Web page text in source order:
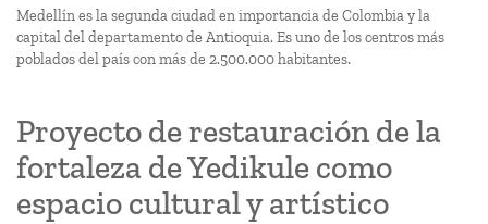
Medellín es la segunda ciudad en importancia de Colombia y la
capital del departamento de Antioquia. Es uno de los centros más
poblados del país con más de 2.500.000 habitantes.
Proyecto de restauración de la
fortaleza de Yedikule como
espacio cultural y artístico